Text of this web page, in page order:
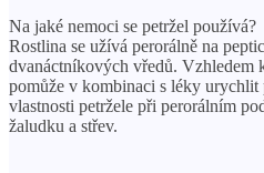
Na jaké nemoci se petržel používá?
Rostlina se užívá perorálně na
dvanáctníkových vředů. Vzhledem
pomůže v kombinaci s léky urychlit
vlastnosti petržele při perorálním
žaludku a střev.